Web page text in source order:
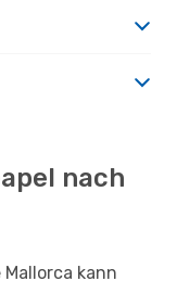
nach
kann